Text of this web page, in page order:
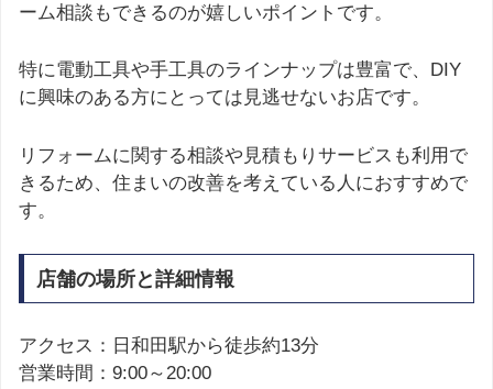
ーム相談もできるのが嬉しいポイントです。
特に電動工具や手工具のラインナップは豊富で、DIY
に興味のある方にとっては見逃せないお店です。
リフォームに関する相談や見積もりサービスも利用で
きるため、住まいの改善を考えている人におすすめで
す。
店舗の場所と詳細情報
アクセス：日和田駅から徒歩約13分
営業時間：9:00～20:00